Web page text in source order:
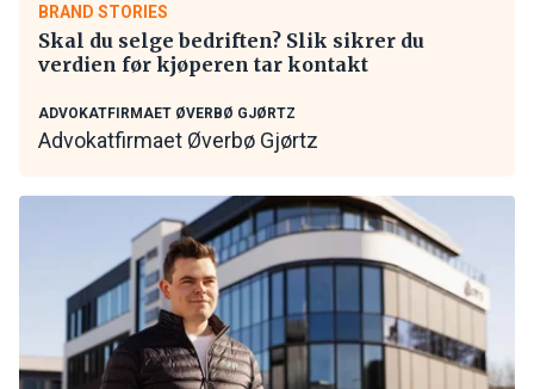
BRAND STORIES
Skal du selge bedriften? Slik sikrer du
verdien før kjøperen tar kontakt
ADVOKATFIRMAET ØVERBØ GJØRTZ
Advokatfirmaet Øverbø Gjørtz